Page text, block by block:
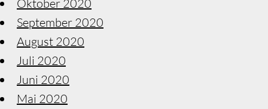
Oktober 2020
September 2020
August 2020
Juli 2020
Juni 2020
Mai 2020